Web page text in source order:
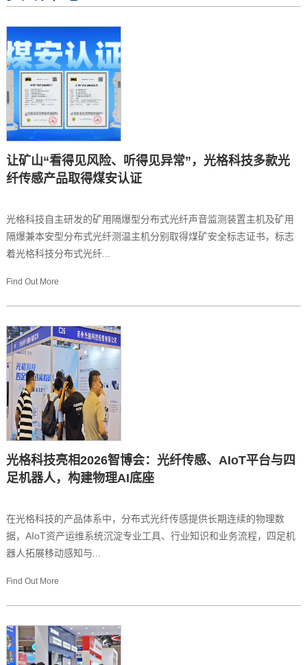
让矿山“看得见风险、听得见异常”，光格科技多款光
纤传感产品取得煤安认证
光格科技自主研发的矿用隔爆型分布式光纤声音监测装置主机及矿用
隔爆兼本安型分布式光纤测温主机分别取得煤矿安全标志证书，标志
着光格科技分布式光纤...
Find Out More
光格科技亮相2026智博会：光纤传感、AIoT平台与四
足机器人，构建物理AI底座
在光格科技的产品体系中，分布式光纤传感提供长期连续的物理数
据，AIoT资产运维系统沉淀专业工具、行业知识和业务流程，四足机
器人拓展移动感知与...
Find Out More